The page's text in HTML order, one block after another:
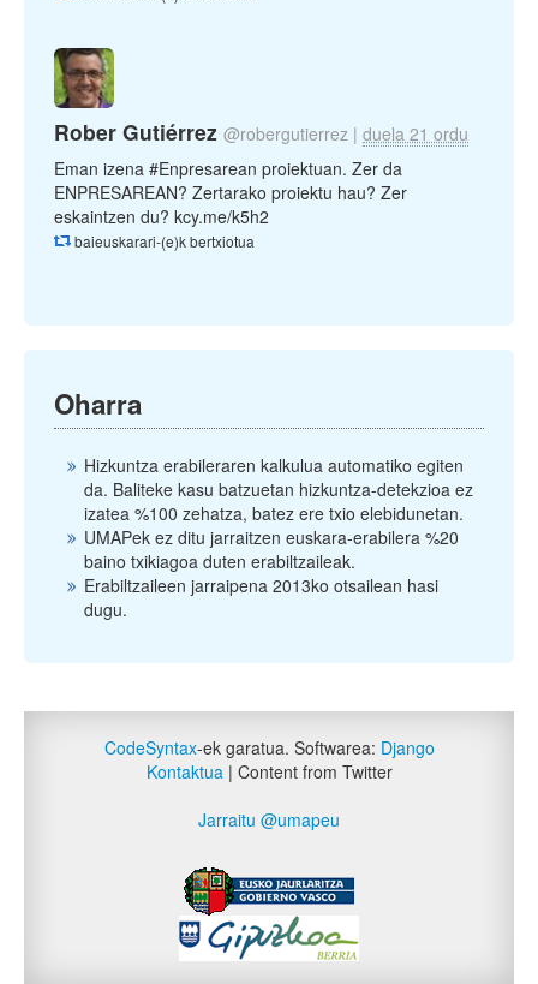
Rober Gutiérrez @robergutierrez | duela 21 ordu
Eman izena #Enpresarean proiektuan. Zer da
ENPRESAREAN? Zertarako proiektu hau? Zer
eskaintzen du? kcy.me/k5h2
baieuskarari-(e)k bertxiotua
Oharra
Hizkuntza erabileraren kalkulua automatiko egiten
da. Baliteke kasu batzuetan hizkuntza-detekzioa ez
izatea %100 zehatza, batez ere txio elebidunetan.
UMAPek ez ditu jarraitzen euskara-erabilera %20
baino txikiagoa duten erabiltzaileak.
Erabiltzaileen jarraipena 2013ko otsailean hasi
dugu.
CodeSyntax-ek garatua. Softwarea: Django
Kontaktua| Content from Twitter
Jarraitu @umapeu